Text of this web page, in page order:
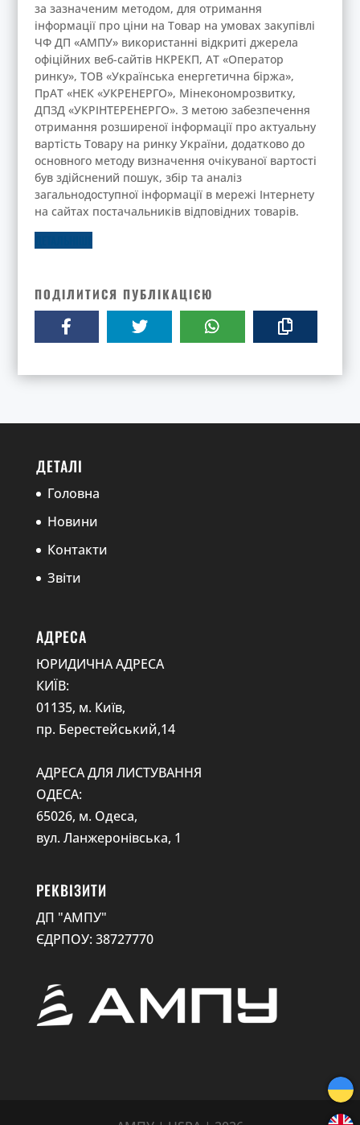
за зазначеним методом, для отримання
інформації про ціни на Товар на умовах закупівлі
ЧФ ДП «АМПУ» використанні відкриті джерела
офіційних веб-сайтів НКРЕКП, АТ «Оператор
ринку», ТОВ «Українська енергетична біржа»,
ПрАТ «НЕК «УКРЕНЕРГО», Мінекономрозвитку,
ДПЗД «УКРІНТЕРЕНЕРГО». З метою забезпечення
отримання розширеної інформації про актуальну
вартість Товару на ринку України, додатково до
основного методу визначення очікуваної вартості
був здійснений пошук, збір та аналіз
загальнодоступної інформації в мережі Інтернету
на сайтах постачальників відповідних товарів.
ПОДІЛИТИСЯ ПУБЛІКАЦІЄЮ
ДЕТАЛІ
Головна
Новини
Контакти
Звіти
АДРЕСА
ЮРИДИЧНА АДРЕСА
КИЇВ:
01135, м. Київ,
пр. Берестейський,14
АДРЕСА ДЛЯ ЛИСТУВАННЯ
ОДЕСА:
65026, м. Одеса,
вул. Ланжеронівська, 1
РЕКВІЗИТИ
ДП "АМПУ"
ЄДРПОУ: 38727770